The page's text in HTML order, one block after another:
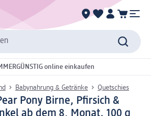
online einkaufen
Babynahrung & Getränke Quetschies
Pony Birne, Pfirsich &
ab dem 8. Monat, 100 g